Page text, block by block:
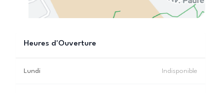
Heures d'Ouverture
Lundi Indisponible